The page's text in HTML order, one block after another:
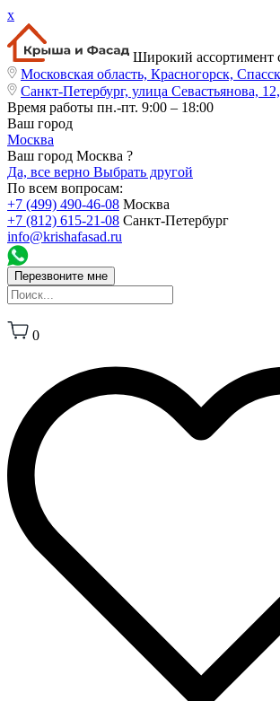
x
Широкий ассортимент
Московская область, Красногорск,
Санкт-Петербург, улица Севастьянова,
Время работы пн.-пт. 9:00 – 18:00
Ваш город
Москва
Ваш город Москва ?
Да, все верно Выбрать другой
По всем вопросам:
+7 (499) 490-46-08 Москва
+7 (812) 615-21-08 Санкт-Петербург
info@krishafasad.ru
Перезвоните мне
0